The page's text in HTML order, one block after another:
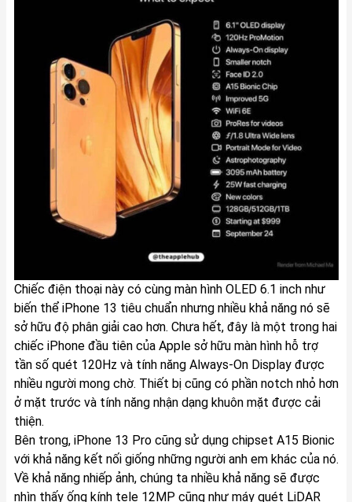
Chiếc điện thoại này có cùng màn hình OLED 6.1 inch như
biến thể iPhone 13 tiêu chuẩn nhưng nhiều khả năng nó sẽ
sở hữu độ phân giải cao hơn. Chưa hết, đây là một trong hai
chiếc iPhone đầu tiên của Apple sở hữu màn hình hỗ trợ
tần số quét 120Hz và tính năng Always-On Display được
nhiều người mong chờ. Thiết bị cũng có phần notch nhỏ hơn
ở mặt trước và tính năng nhận dạng khuôn mặt được cải
thiện.
Bên trong, iPhone 13 Pro cũng sử dụng chipset A15 Bionic
với khả năng kết nối giống những người anh em khác của nó.
Về khả năng nhiếp ảnh, chúng ta nhiều khả năng sẽ được
nhìn thấy ống kính tele 12MP cũng như máy quét LiDAR